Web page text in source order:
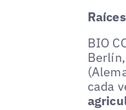
BIO
cada